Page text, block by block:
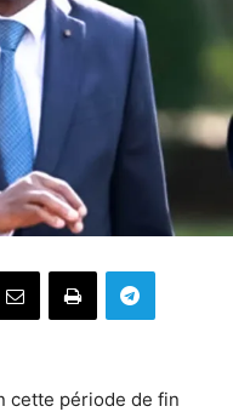
cette période de fin